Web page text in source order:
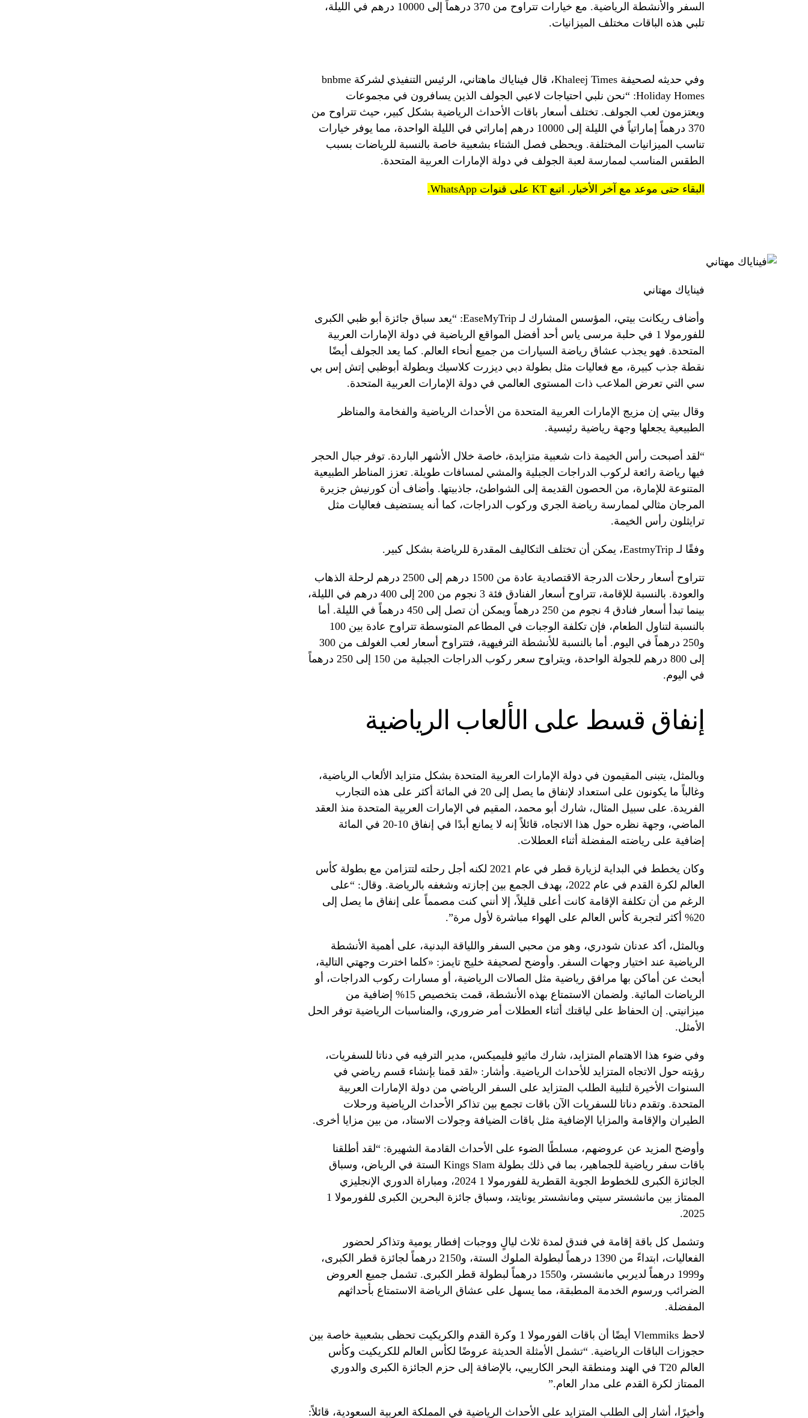
السفر والأنشطة الرياضية. مع خيارات تتراوح من 370 درهماً إلى 10000 درهم في الليلة،
تلبي هذه الباقات مختلف الميزانيات.
وفي حديثه لصحيفة Khaleej Times، قال فيناياك ماهتاني، الرئيس التنفيذي لشركة bnbme
Holiday Homes: “نحن نلبي احتياجات لاعبي الجولف الذين يسافرون في مجموعات
ويعتزمون لعب الجولف. تختلف أسعار باقات الأحداث الرياضية بشكل كبير، حيث تتراوح من
370 درهماً إماراتياً في الليلة إلى 10000 درهم إماراتي في الليلة الواحدة، مما يوفر خيارات
تناسب الميزانيات المختلفة. ويحظى فصل الشتاء بشعبية خاصة بالنسبة للرياضات بسبب
الطقس المناسب لممارسة لعبة الجولف في دولة الإمارات العربية المتحدة.
البقاء حتى موعد مع آخر الأخبار. اتبع KT على قنوات WhatsApp.
فيناياك مهتاني
وأضاف ريكانت بيتي، المؤسس المشارك لـ EaseMyTrip: “يعد سباق جائزة أبو ظبي الكبرى
للفورمولا 1 في حلبة مرسى ياس أحد أفضل المواقع الرياضية في دولة الإمارات العربية
المتحدة. فهو يجذب عشاق رياضة السيارات من جميع أنحاء العالم. كما يعد الجولف أيضًا
نقطة جذب كبيرة، مع فعاليات مثل بطولة دبي ديزرت كلاسيك وبطولة أبوظبي إتش إس بي
سي التي تعرض الملاعب ذات المستوى العالمي في دولة الإمارات العربية المتحدة.
وقال بيتي إن مزيج الإمارات العربية المتحدة من الأحداث الرياضية والفخامة والمناظر
الطبيعية يجعلها وجهة رياضية رئيسية.
“لقد أصبحت رأس الخيمة ذات شعبية متزايدة، خاصة خلال الأشهر الباردة. توفر جبال الحجر
فيها رياضة رائعة لركوب الدراجات الجبلية والمشي لمسافات طويلة. تعزز المناظر الطبيعية
المتنوعة للإمارة، من الحصون القديمة إلى الشواطئ، جاذبيتها. وأضاف أن كورنيش جزيرة
المرجان مثالي لممارسة رياضة الجري وركوب الدراجات، كما أنه يستضيف فعاليات مثل
ترايثلون رأس الخيمة.
وفقًا لـ EastmyTrip، يمكن أن تختلف التكاليف المقدرة للرياضة بشكل كبير.
تتراوح أسعار رحلات الدرجة الاقتصادية عادة من 1500 درهم إلى 2500 درهم لرحلة الذهاب
والعودة. بالنسبة للإقامة، تتراوح أسعار الفنادق فئة 3 نجوم من 200 إلى 400 درهم في الليلة،
بينما تبدأ أسعار فنادق 4 نجوم من 250 درهماً ويمكن أن تصل إلى 450 درهماً في الليلة. أما
بالنسبة لتناول الطعام، فإن تكلفة الوجبات في المطاعم المتوسطة تتراوح عادة بين 100
و250 درهماً في اليوم. أما بالنسبة للأنشطة الترفيهية، فتتراوح أسعار لعب الغولف من 300
إلى 800 درهم للجولة الواحدة، ويتراوح سعر ركوب الدراجات الجبلية من 150 إلى 250 درهماً
في اليوم.
إنفاق قسط على الألعاب الرياضية
وبالمثل، يتبنى المقيمون في دولة الإمارات العربية المتحدة بشكل متزايد الألعاب الرياضية،
وغالباً ما يكونون على استعداد لإنفاق ما يصل إلى 20 في المائة أكثر على هذه التجارب
الفريدة. على سبيل المثال، شارك أبو محمد، المقيم في الإمارات العربية المتحدة منذ العقد
الماضي، وجهة نظره حول هذا الاتجاه، قائلاً إنه لا يمانع أبدًا في إنفاق 10-20 في المائة
إضافية على رياضته المفضلة أثناء العطلات.
وكان يخطط في البداية لزيارة قطر في عام 2021 لكنه أجل رحلته لتتزامن مع بطولة كأس
العالم لكرة القدم في عام 2022، بهدف الجمع بين إجازته وشغفه بالرياضة. وقال: “على
الرغم من أن تكلفة الإقامة كانت أعلى قليلاً، إلا أنني كنت مصمماً على إنفاق ما يصل إلى
20% أكثر لتجربة كأس العالم على الهواء مباشرة لأول مرة”.
وبالمثل، أكد عدنان شودري، وهو من محبي السفر واللياقة البدنية، على أهمية الأنشطة
الرياضية عند اختيار وجهات السفر. وأوضح لصحيفة خليج تايمز: «كلما اخترت وجهتي التالية،
أبحث عن أماكن بها مرافق رياضية مثل الصالات الرياضية، أو مسارات ركوب الدراجات، أو
الرياضات المائية. ولضمان الاستمتاع بهذه الأنشطة، قمت بتخصيص 15% إضافية من
ميزانيتي. إن الحفاظ على لياقتك أثناء العطلات أمر ضروري، والمناسبات الرياضية توفر الحل
الأمثل.
وفي ضوء هذا الاهتمام المتزايد، شارك ماثيو فليميكس، مدير الترفيه في دناتا للسفريات،
رؤيته حول الاتجاه المتزايد للأحداث الرياضية. وأشار: «لقد قمنا بإنشاء قسم رياضي في
السنوات الأخيرة لتلبية الطلب المتزايد على السفر الرياضي من دولة الإمارات العربية
المتحدة. وتقدم دناتا للسفريات الآن باقات تجمع بين تذاكر الأحداث الرياضية ورحلات
الطيران والإقامة والمزايا الإضافية مثل باقات الضيافة وجولات الاستاد، من بين مزايا أخرى.
وأوضح المزيد عن عروضهم، مسلطًا الضوء على الأحداث القادمة الشهيرة: “لقد أطلقنا
باقات سفر رياضية للجماهير، بما في ذلك بطولة Kings Slam الستة في الرياض، وسباق
الجائزة الكبرى للخطوط الجوية القطرية للفورمولا 1 2024، ومباراة الدوري الإنجليزي
الممتاز بين مانشستر سيتي ومانشستر يونايتد، وسباق جائزة البحرين الكبرى للفورمولا 1
2025.
وتشمل كل باقة إقامة في فندق لمدة ثلاث ليالٍ ووجبات إفطار يومية وتذاكر لحضور
الفعاليات، ابتداءً من 1390 درهماً لبطولة الملوك الستة، و2150 درهماً لجائزة قطر الكبرى،
و1999 درهماً لديربي مانشستر، و1550 درهماً لبطولة قطر الكبرى. تشمل جميع العروض
الضرائب ورسوم الخدمة المطبقة، مما يسهل على عشاق الرياضة الاستمتاع بأحداثهم
المفضلة.
لاحظ Vlemmiks أيضًا أن باقات الفورمولا 1 وكرة القدم والكريكيت تحظى بشعبية خاصة بين
حجوزات الباقات الرياضية. “تشمل الأمثلة الحديثة عروضًا لكأس العالم للكريكيت وكأس
العالم T20 في الهند ومنطقة البحر الكاريبي، بالإضافة إلى حزم الجائزة الكبرى والدوري
الممتاز لكرة القدم على مدار العام.”
وأخيرًا، أشار إلى الطلب المتزايد على الأحداث الرياضية في المملكة العربية السعودية، قائلاً: